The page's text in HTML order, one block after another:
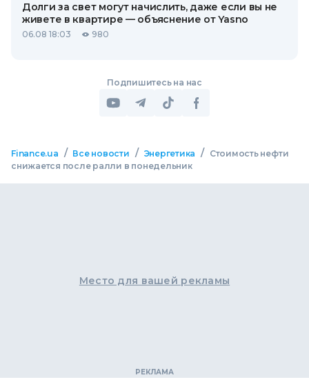
Долги за свет могут начислить, даже если вы не
живете в квартире — объяснение от Yasno
06.08 18:03 980
Подпишитесь на нас
Finance.ua / Все новости / Энергетика /
Стоимость нефти
снижается после ралли в понедельник
Место для вашей рекламы